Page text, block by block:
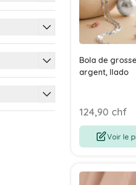
Bola de
argent, Ilado
124,90 chf
Voir le